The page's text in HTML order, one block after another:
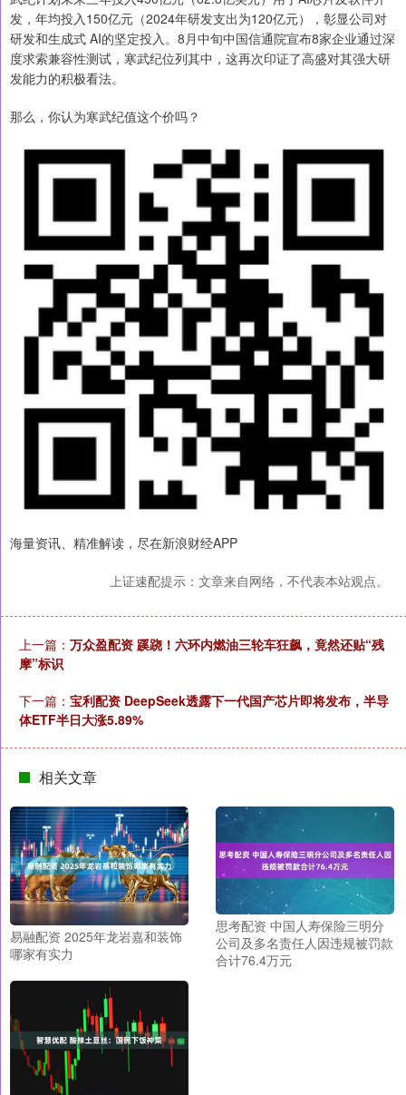
发，年均投入150亿元（2024年研发支出为120亿元），彰显公司对
研发和生成式 AI的坚定投入。8月中旬中国信通院宣布8家企业通过深
度求索兼容性测试，寒武纪位列其中，这再次印证了高盛对其强大研
发能力的积极看法。
那么，你认为寒武纪值这个价吗？
海量资讯、精准解读，尽在新浪财经APP
上证速配提示：文章来自网络，不代表本站观点。
上一篇： 万众盈配资 蹊跷！六环内燃油三轮车狂飙，竟然还贴“残
摩”标识
下一篇： 宝利配资 DeepSeek透露下一代国产芯片即将发布，半导
体ETF半日大涨5.89%
相关文章
易融配资 2025年龙岩嘉和装饰
哪家有实力
思考配资 中国人寿保险三明分
公司及多名责任人因违规被罚款
合计76.4万元